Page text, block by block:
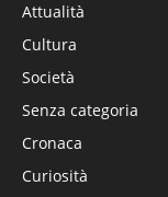
Attualità
Cultura
Società
Senza categoria
Cronaca
Curiosità